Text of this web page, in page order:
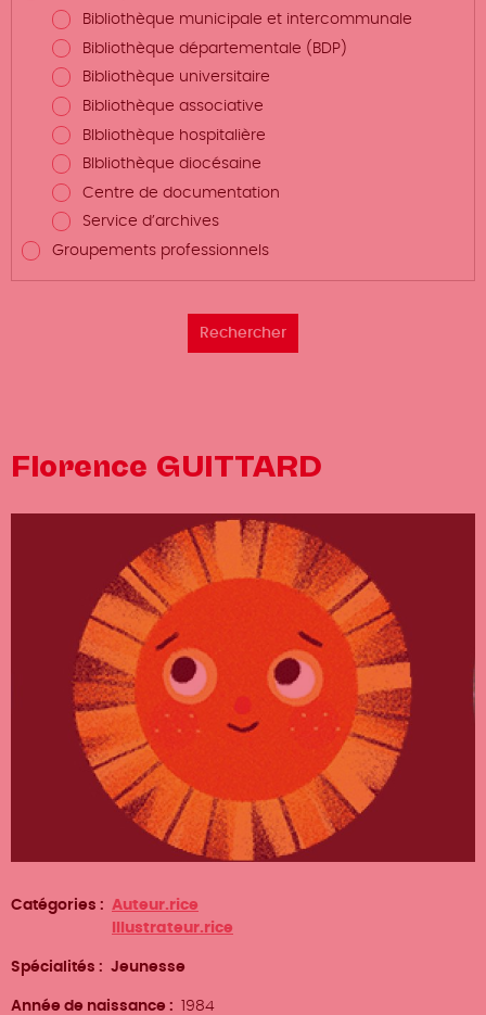
Bibliothèque municipale et intercommunale
Bibliothèque départementale (BDP)
Bibliothèque universitaire
Bibliothèque associative
BIbliothèque hospitalière
BIbliothèque diocésaine
Centre de documentation
Service d’archives
Groupements professionnels
Florence GUITTARD
Catégories
Auteur.rice
Illustrateur.rice
Spécialités Jeunesse
Année de naissance 1984